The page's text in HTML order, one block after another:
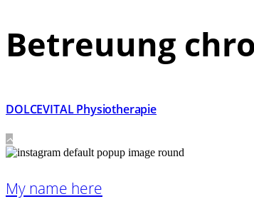
Betreuung
DOLCEVITAL Physiotherapie
My name here